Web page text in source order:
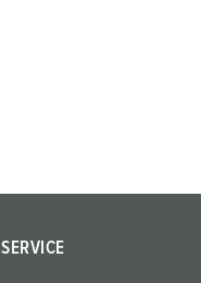
SERVICE